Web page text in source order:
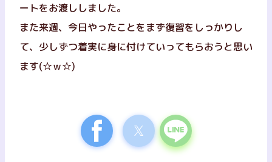
ートをお渡ししました。
また来週、今日やったことをまず復習をしっかりし
て、少しずつ着実に身に付けていってもらおうと思い
ます(☆ｗ☆)